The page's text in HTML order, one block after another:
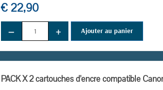
€ 22,90
− + Ajouter au panier
PACK X 2 cartouches d'encre compatible